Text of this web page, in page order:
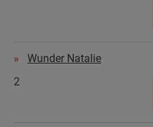
Wunder Natalie
2